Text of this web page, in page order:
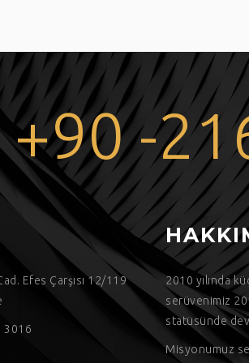
+90 -
Efes Çarşısı 12/119
3016
2010 yılında
serüvenimiz
statüsünde
Misyonumuz